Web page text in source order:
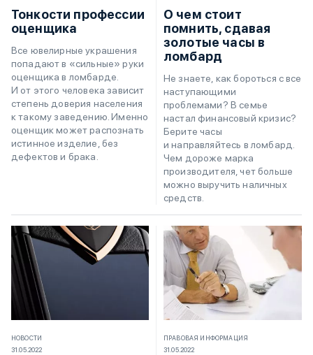
Тонкости профессии
оценщика
Все ювелирные украшения
попадают в «сильные» руки
оценщика в ломбарде.
И от этого человека зависит
степень доверия населения
к такому заведению. Именно
оценщик может распознать
истинное изделие, без
дефектов и брака.
О чем стоит
помнить, сдавая
золотые часы в
ломбард
Не знаете, как бороться с все
наступающими
проблемами? В семье
настал финансовый кризис?
Берите часы
и направляйтесь в ломбард.
Чем дороже марка
производителя, чет больше
можно выручить наличных
средств.
НОВОСТИ
31.05.2022
ПРАВОВАЯ ИНФОРМАЦИЯ
31.05.2022